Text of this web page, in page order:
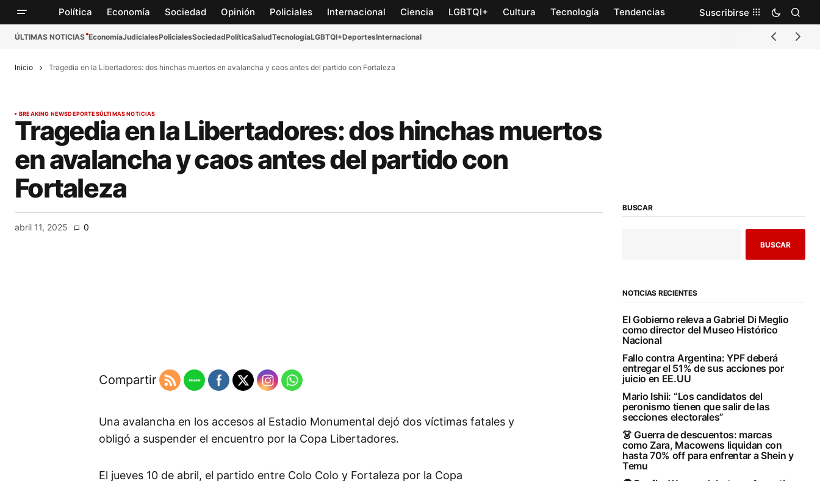
Política Economía Sociedad Opinión Policiales Internacional Ciencia LGBTQI+ Cultura Tecnología Tendencias Suscribirse
ÚLTIMAS NOTICIAS EconomíaJudicialesPolicialesSociedadPolíticaSaludTecnologíaLGBTQI+DeportesInternacional
Inicio Tragedia en la Libertadores: dos hinchas muertos en avalancha y caos antes del partido con Fortaleza
BREAKING NEWSDEPORTESÚLTIMAS NOTICIAS
Tragedia en la Libertadores: dos hinchas muertos
en avalancha y caos antes del partido con
Fortaleza
abril 11, 2025 0
Compartir
Una avalancha en los accesos al Estadio Monumental dejó dos víctimas fatales y
obligó a suspender el encuentro por la Copa Libertadores.
El jueves 10 de abril, el partido entre Colo Colo y Fortaleza por la Copa
BUSCAR
BUSCAR
NOTICIAS RECIENTES
El Gobierno releva a Gabriel Di Meglio
como director del Museo Histórico
Nacional
Fallo contra Argentina: YPF deberá
entregar el 51% de sus acciones por
juicio en EE.UU
Mario Ishii: “Los candidatos del
peronismo tienen que salir de las
secciones electorales”
👗 Guerra de descuentos: marcas
como Zara, Macowens liquidan con
hasta 70% off para enfrentar a Shein y
Temu